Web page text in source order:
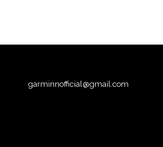
garminnofficial@gmail.com